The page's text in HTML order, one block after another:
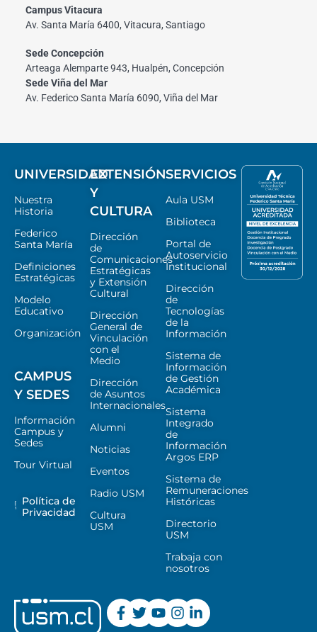
Campus Vitacura
Av. Santa María 6400, Vitacura, Santiago
Sede Concepción
Arteaga Alemparte 943, Hualpén, Concepción
Sede Viña del Mar
Av. Federico Santa María 6090, Viña del Mar
UNIVERSIDAD
Nuestra
Historia
Federico
Santa María
Definiciones
Estratégicas
Modelo
Educativo
Organización
CAMPUS
Y SEDES
Información
Campus y
Sedes
Tour Virtual
Política de
Privacidad
EXTENSIÓN
Y
CULTURA
Dirección
de
Comunicaciones
Estratégicas
y Extensión
Cultural
Dirección
General de
Vinculación
con el
Medio
Dirección
de Asuntos
Internacionales
Alumni
Noticias
Eventos
Radio USM
Cultura
USM
SERVICIOS
Aula USM
Biblioteca
Portal de
Autoservicio
Institucional
Dirección
de
Tecnologías
de la
Información
Sistema de
Información
de Gestión
Académica
Sistema
Integrado
de
Información
Argos ERP
Sistema de
Remuneraciones
Históricas
Directorio
USM
Trabaja con
nosotros